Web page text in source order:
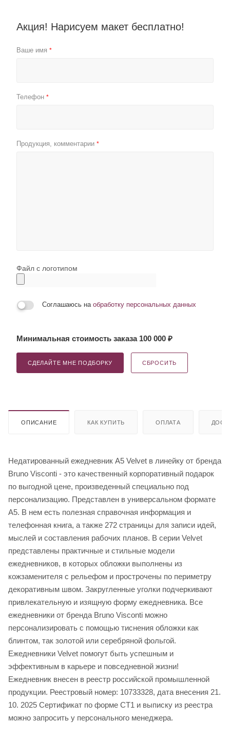
Акция! Нарисуем макет бесплатно!
Ваше имя *
Телефон *
Продукция, комментарии *
Файл с логотипом
Соглашаюсь на обработку персональных данных
Минимальная стоимость заказа 100 000 ₽
СДЕЛАЙТЕ МНЕ ПОДБОРКУ СБРОСИТЬ
ОПИСАНИЕ КАК КУПИТЬ ОПЛАТА
Недатированный ежедневник A5 Velvet в линейку от бренда
Bruno Visconti - это качественный корпоративный подарок
по выгодной цене, произведенный специально под
персонализацию. Представлен в универсальном формате
А5. В нем есть полезная справочная информация и
телефонная книга, а также 272 страницы для записи идей,
мыслей и составления рабочих планов. В серии Velvet
представлены практичные и стильные модели
ежедневников, в которых обложки выполнены из
кожзаменителя с рельефом и прострочены по периметру
декоративным швом. Закругленные уголки подчеркивают
привлекательную и изящную форму ежедневника. Все
ежедневники от бренда Bruno Visconti можно
персонализировать с помощью тиснения обложки как
блинтом, так золотой или серебряной фольгой.
Ежедневники Velvet помогут быть успешным и
эффективным в карьере и повседневной жизни!
Ежедневник внесен в реестр российской промышленной
продукции. Реестровый номер: 10733328, дата внесения 21.
10. 2025 Сертификат по форме СТ1 и выписку из реестра
можно запросить у персонального менеджера.